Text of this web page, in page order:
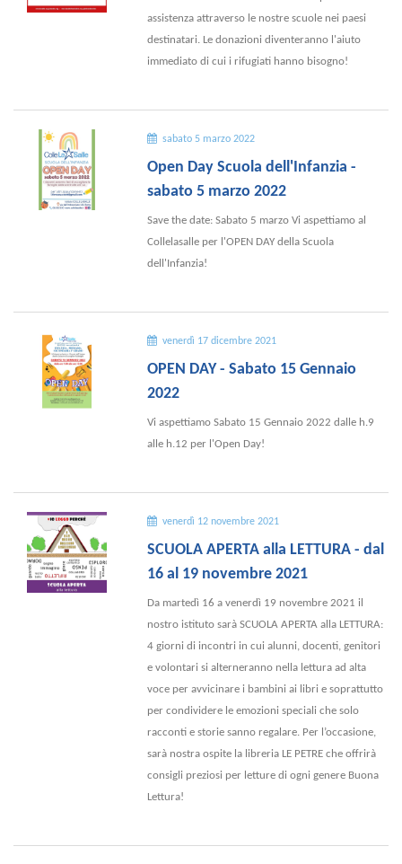
assistenza attraverso le nostre scuole nei paesi
destinatari. Le donazioni diventeranno l'aiuto
immediato di cui i rifugiati hanno bisogno!
sabato 5 marzo 2022
Open Day Scuola dell'Infanzia -
sabato 5 marzo 2022
Save the date: Sabato 5 marzo Vi aspettiamo al
Collelasalle per l'OPEN DAY della Scuola
dell'Infanzia!
venerdì 17 dicembre 2021
OPEN DAY - Sabato 15 Gennaio
2022
Vi aspettiamo Sabato 15 Gennaio 2022 dalle h.9
alle h.12 per l'Open Day!
venerdì 12 novembre 2021
SCUOLA APERTA alla LETTURA - dal
16 al 19 novembre 2021
Da martedì 16 a venerdì 19 novembre 2021 il
nostro istituto sarà SCUOLA APERTA alla LETTURA:
4 giorni di incontri in cui alunni, docenti, genitori
e volontari si alterneranno nella lettura ad alta
voce per avvicinare i bambini ai libri e soprattutto
per condividere le emozioni speciali che solo
racconti e storie sanno regalare. Per l’occasione,
sarà nostra ospite la libreria LE PETRE che offrirà
consigli preziosi per letture di ogni genere Buona
Lettura!